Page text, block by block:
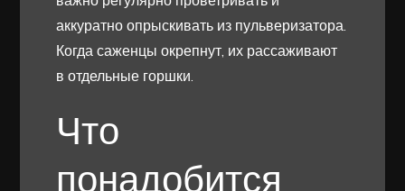
аккуратно опрыскивать из пульверизатора.
Когда саженцы окрепнут, их рассаживают
в отдельные горшки.
Что
понадобится